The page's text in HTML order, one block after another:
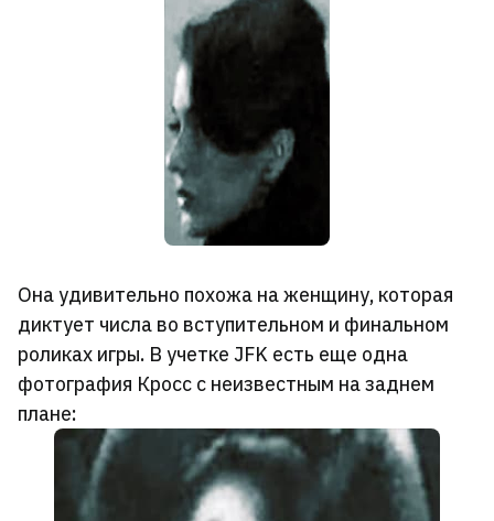
Она удивительно похожа на женщину, которая
диктует числа во вступительном и финальном
роликах игры. В учетке JFK есть еще одна
фотография Кросс с неизвестным на заднем
плане: